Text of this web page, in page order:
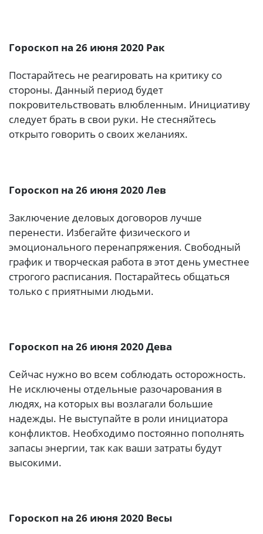
Гороскоп на 26 июня 2020 Рак
Постарайтесь не реагировать на критику со
стороны. Данный период будет
покровительствовать влюбленным. Инициативу
следует брать в свои руки. Не стесняйтесь
открыто говорить о своих желаниях.
Гороскоп на 26 июня 2020 Лев
Заключение деловых договоров лучше
перенести. Избегайте физического и
эмоционального перенапряжения. Свободный
график и творческая работа в этот день уместнее
строгого расписания. Постарайтесь общаться
только с приятными людьми.
Гороскоп на 26 июня 2020 Дева
Сейчас нужно во всем соблюдать осторожность.
Не исключены отдельные разочарования в
людях, на которых вы возлагали большие
надежды. Не выступайте в роли инициатора
конфликтов. Необходимо постоянно пополнять
запасы энергии, так как ваши затраты будут
высокими.
Гороскоп на 26 июня 2020 Весы